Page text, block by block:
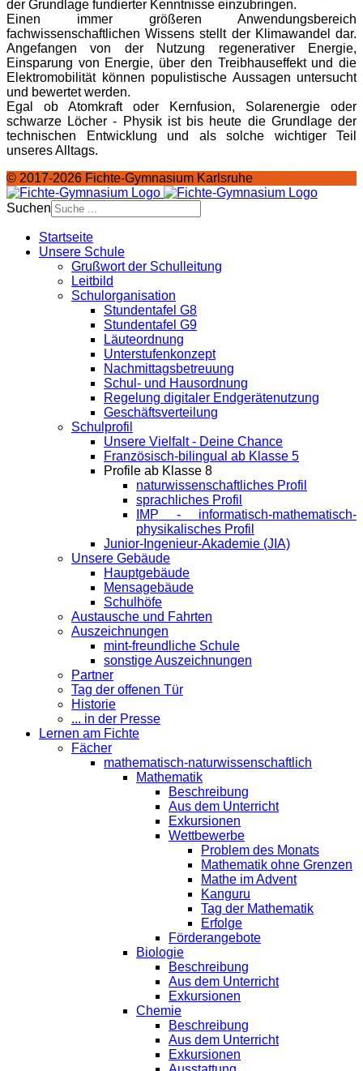
der Grundlage fundierter Kenntnisse einzubringen.
Einen immer größeren Anwendungsbereich
fachwissenschaftlichen Wissens stellt der Klimawandel dar.
Angefangen von der Nutzung regenerativer Energie,
Einsparung von Energie, über den Treibhauseffekt und die
Elektromobilität können populistische Aussagen untersucht
und bewertet werden.
Egal ob Atomkraft oder Kernfusion, Solarenergie oder
schwarze Löcher - Physik ist bis heute die Grundlage der
technischen Entwicklung und als solche wichtiger Teil
unseres Alltags.
© 2017-2026 Fichte-Gymnasium Karlsruhe
Suchen
Startseite
Unsere Schule
Grußwort der Schulleitung
Leitbild
Schulorganisation
Stundentafel G8
Stundentafel G9
Läuteordnung
Unterstufenkonzept
Nachmittagsbetreuung
Schul- und Hausordnung
Regelung digitaler Endgeräte­nutzung
Geschäftsverteilung
Schulprofil
Unsere Vielfalt - Deine Chance
Französisch-bilingual ab Klasse 5
Profile ab Klasse 8
naturwissenschaftliches Profil
sprachliches Profil
IMP - informatisch-mathematisch-
physikalisches Profil
Junior-Ingenieur-Akademie (JIA)
Unsere Gebäude
Hauptgebäude
Mensagebäude
Schulhöfe
Austausche und Fahrten
Auszeichnungen
mint-freundliche Schule
sonstige Auszeichnungen
Partner
Tag der offenen Tür
Historie
... in der Presse
Lernen am Fichte
Fächer
mathematisch-naturwissenschaftlich
Mathematik
Beschreibung
Aus dem Unterricht
Exkursionen
Wettbewerbe
Problem des Monats
Mathematik ohne Grenzen
Mathe im Advent
Kanguru
Tag der Mathematik
Erfolge
Förderangebote
Biologie
Beschreibung
Aus dem Unterricht
Exkursionen
Chemie
Beschreibung
Aus dem Unterricht
Exkursionen